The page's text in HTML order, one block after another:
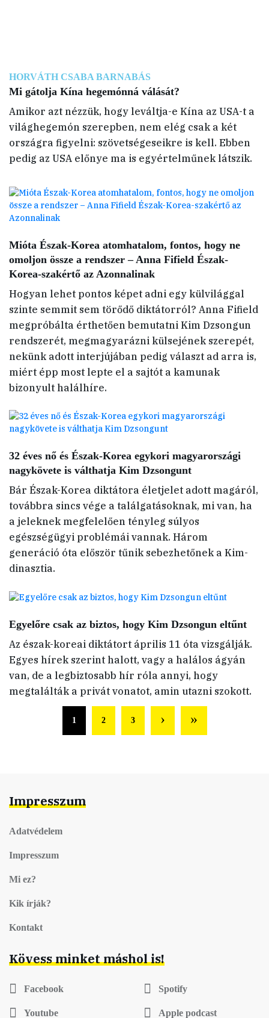
HORVÁTH CSABA BARNABÁS
Mi gátolja Kína hegemónná válását?
Amikor azt nézzük, hogy leváltja-e Kína az USA-t a
világhegemón szerepben, nem elég csak a két
országra figyelni: szövetségeseikre is kell. Ebben
pedig az USA előnye ma is egyértelműnek látszik.
Mióta Észak-Korea atomhatalom, fontos, hogy ne
omoljon össze a rendszer – Anna Fifield Észak-
Korea-szakértő az Azonnalinak
Hogyan lehet pontos képet adni egy külvilággal
szinte semmit sem törődő diktátorról? Anna Fifield
megpróbálta érthetően bemutatni Kim Dzsongun
rendszerét, megmagyarázni külsejének szerepét,
nekünk adott interjújában pedig választ ad arra is,
miért épp most lepte el a sajtót a kamunak
bizonyult halálhíre.
32 éves nő és Észak-Korea egykori magyarországi
nagykövete is válthatja Kim Dzsongunt
Bár Észak-Korea diktátora életjelet adott magáról,
továbbra sincs vége a találgatásoknak, mi van, ha
a jeleknek megfelelően tényleg súlyos
egészségügyi problémái vannak. Három
generáció óta először tűnik sebezhetőnek a Kim-
dinasztia.
Egyelőre csak az biztos, hogy Kim Dzsongun eltűnt
Az észak-koreai diktátort április 11 óta vizsgálják.
Egyes hírek szerint halott, vagy a halálos ágyán
van, de a legbiztosabb hír róla annyi, hogy
megtalálták a privát vonatot, amin utazni szokott.
1 2 3
Impresszum
Adatvédelem
Impresszum
Mi ez?
Kik írják?
Kontakt
Kövess minket máshol is!
Facebook
Youtube
Spotify
Apple podcast